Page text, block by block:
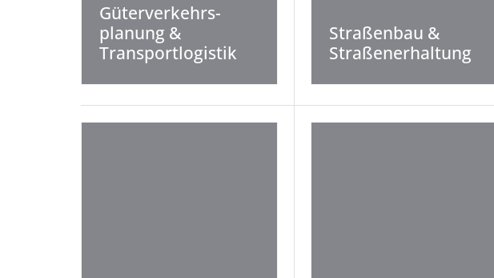
Güterverkehrs­
planung &
Transport­logistik
Straßenbau &
Straßenerhaltung